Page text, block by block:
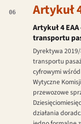
06 Artykuł
Artykuł 4
transportu
Dyrektywa
transportu
cyfrowymi
Wytyczne
przewozowe
działania